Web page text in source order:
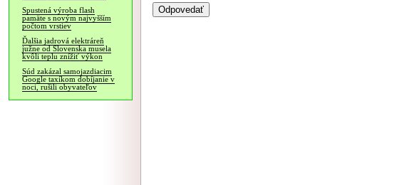
Spustená výroba flash
pamäte s novým najvyšším
počtom vrstiev
Ďalšia jadrová elektráreň
južne od Slovenska musela
kvôli teplu znížiť výkon
Súd zakázal samojazdiacim
Google taxíkom dobíjanie v
noci, rušili obyvateľov